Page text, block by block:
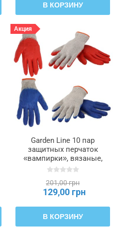
В КОРЗИНУ
Акция
Garden Line 10 пар
защитных перчаток
«вампирки», вязаные,
красно-синие, с
IDA7017
201,00 грн
129,00 грн
В КОРЗИНУ